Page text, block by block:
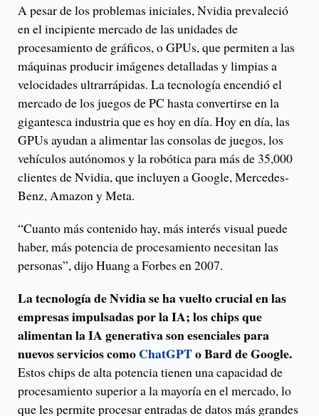
A pesar de los problemas iniciales, Nvidia prevaleció
en el incipiente mercado de las unidades de
procesamiento de gráficos, o GPUs, que permiten a las
máquinas producir imágenes detalladas y limpias a
velocidades ultrarrápidas. La tecnología encendió el
mercado de los juegos de PC hasta convertirse en la
gigantesca industria que es hoy en día. Hoy en día, las
GPUs ayudan a alimentar las consolas de juegos, los
vehículos autónomos y la robótica para más de 35,000
clientes de Nvidia, que incluyen a Google, Mercedes-
Benz, Amazon y Meta.
“Cuanto más contenido hay, más interés visual puede
haber, más potencia de procesamiento necesitan las
personas”, dijo Huang a Forbes en 2007.
La tecnología de Nvidia se ha vuelto crucial en las
empresas impulsadas por la IA; los chips que
alimentan la IA generativa son esenciales para
nuevos servicios comoChatGPTo Bard de Google.
Estos chips de alta potencia tienen una capacidad de
procesamiento superior a la mayoría en el mercado, lo
que les permite procesar entradas de datos más grandes